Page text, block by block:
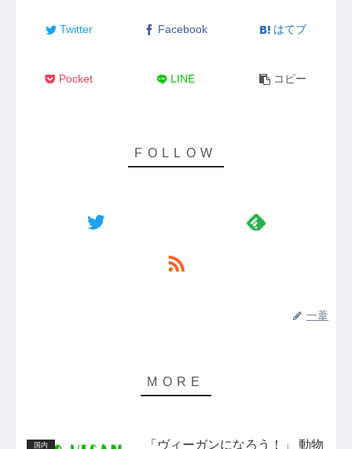
Twitter Facebook はてブ
Pocket LINE コピー
一葦
国内 「ヴィーガンになろう！」 動物